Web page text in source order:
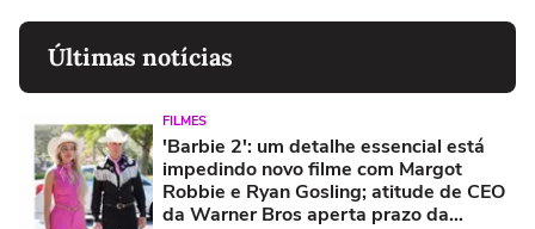
Últimas notícias
FILMES
'Barbie 2': um detalhe essencial está
impedindo novo filme com Margot
Robbie e Ryan Gosling; atitude de CEO
da Warner Bros aperta prazo da